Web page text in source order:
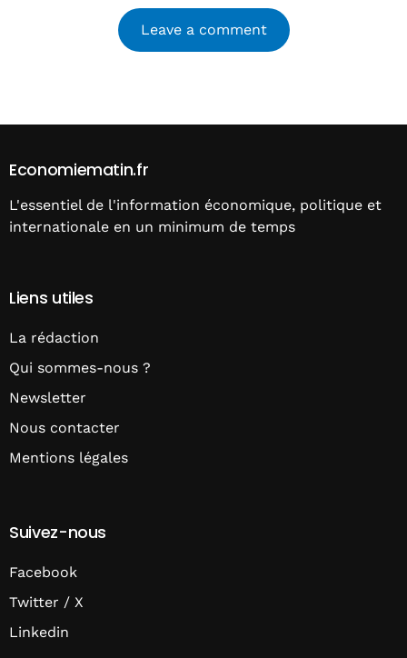
Economiematin.fr
L'essentiel de l'information économique, politique et
internationale en un minimum de temps
Liens utiles
La rédaction
Qui sommes-nous ?
Newsletter
Nous contacter
Mentions légales
Suivez-nous
Facebook
Twitter / X
Linkedin